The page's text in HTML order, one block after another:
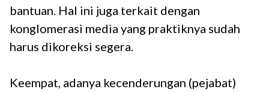
bantuan. Hal ini juga terkait dengan
konglomerasi media yang praktiknya sudah
harus dikoreksi segera.
Keempat, adanya kecenderungan (pejabat)